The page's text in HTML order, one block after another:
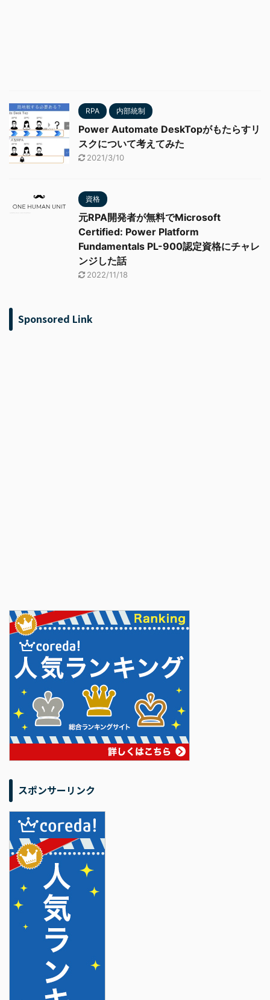
RPA 内部統制
Power Automate DeskTopがもたらすリ
スクについて考えてみた
2021/3/10
資格
元RPA開発者が無料でMicrosoft
Certified: Power Platform
Fundamentals PL-900認定資格にチャレ
ンジした話
2022/11/18
Sponsored Link
スポンサーリンク